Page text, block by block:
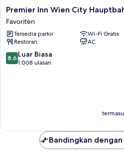
Premier
Inn
Wien
City
Hauptbahnhof
Favoriten
Premier Inn Wien City
Favoriten
Tersedia parkir
Wi-Fi Gratis
Restoran
AC
8.6
dari
8,6 Luar Biasa
1.008 ulasan
Bandingkan